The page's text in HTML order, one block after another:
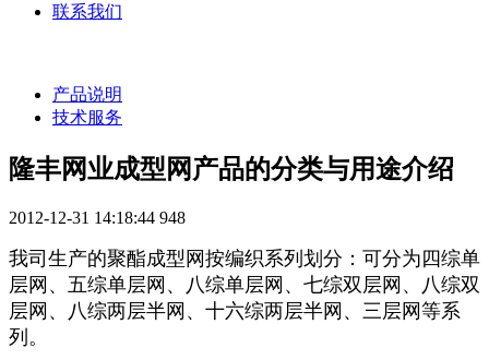
联系我们
产品说明
技术服务
隆丰网业成型网产品的分类与用途介绍
2012-12-31 14:18:44 948
我司生产的聚酯成型网按编织系列划分：可分为四综单
层网、五综单层网、八综单层网、七综双层网、八综双
层网、八综两层半网、十六综两层半网、三层网等系
列。